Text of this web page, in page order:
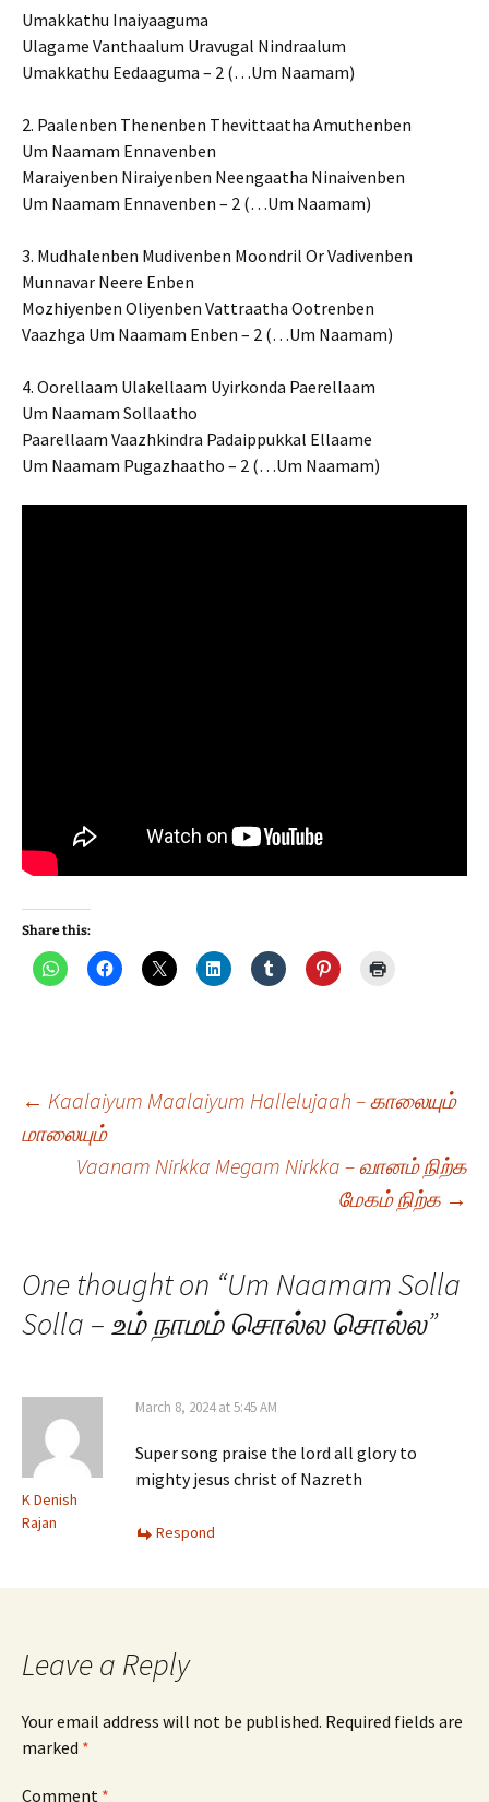
Umakkathu Inaiyaaguma
Ulagame Vanthaalum Uravugal Nindraalum
Umakkathu Eedaaguma – 2 (…Um Naamam)
2. Paalenben Thenenben Thevittaatha Amuthenben
Um Naamam Ennavenben
Maraiyenben Niraiyenben Neengaatha Ninaivenben
Um Naamam Ennavenben – 2 (…Um Naamam)
3. Mudhalenben Mudivenben Moondril Or Vadivenben
Munnavar Neere Enben
Mozhiyenben Oliyenben Vattraatha Ootrenben
Vaazhga Um Naamam Enben – 2 (…Um Naamam)
4. Oorellaam Ulakellaam Uyirkonda Paerellaam
Um Naamam Sollaatho
Paarellaam Vaazhkindra Padaippukkal Ellaame
Um Naamam Pugazhaatho – 2 (…Um Naamam)
Share this:
Post
navigation
← Kaalaiyum Maalaiyum Hallelujaah – காலையும்
மாலையும்
Vaanam Nirkka Megam Nirkka – வானம் நிற்க
மேகம் நிற்க →
One thought on “Um Naamam Solla
Solla – உம் நாமம் சொல்ல சொல்ல”
K Denish
Rajan
March 8, 2024 at 5:45 AM
Super song praise the lord all glory to
mighty jesus christ of Nazreth
Respond
Leave a Reply
Your email address will not be published. Required fields are
marked *
Comment *